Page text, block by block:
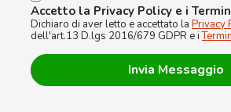
Accetto la Privacy Policy e i
Dichiaro di aver letto e accettato la Privacy
dell'art.13 D.lgs 2016/679 GDPR e i